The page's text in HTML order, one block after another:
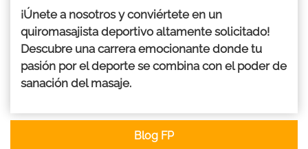
¡Únete a nosotros y conviértete en un
quiromasajista deportivo altamente solicitado!
Descubre una carrera emocionante donde tu
pasión por el deporte se combina con el poder de
sanación del masaje.
Blog FP